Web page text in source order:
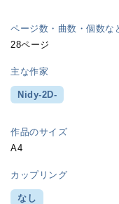
ページ数・曲数・個数な
28ページ
主な作家
Nidy-2D-
作品のサイズ
A4
カップリング
なし